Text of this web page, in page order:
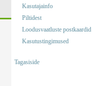
Kasutajainfo
Piltidest
Loodusvaatluste postkaardid
Kasutustingimused
Tagasiside